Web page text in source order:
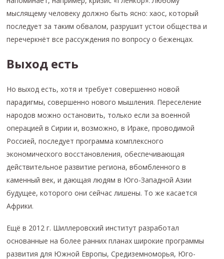
мыслящему человеку должно быть ясно: хаос, который
последует за таким обвалом, разрушит устои общества и
перечеркнёт все рассуждения по вопросу о беженцах.
Выход есть
Но выход есть, хотя и требует совершенно новой
парадигмы, совершенно нового мышления. Переселение
народов можно остановить, только если за военной
операцией в Сирии и, возможно, в Ираке, проводимой
Россией, последует программа комплексного
экономического восстановления, обеспечивающая
действительное развитие региона, вбомбленного в
каменный век, и дающая людям в Юго-Западной Азии
будущее, которого они сейчас лишены. То же касается
Африки.
Ещё в 2012 г. Шиллеровский институт разработал
основанные на более ранних планах широкие программы
развития для Южной Европы, Средиземноморья, Юго-